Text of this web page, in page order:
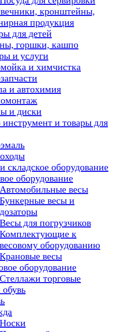
кронштейны,
продукция
для детей
горшки, кашпо
и услуги
и химчистка
и автохимия
и диски
инструмент и товары для
складское оборудование
оборудование
Автомобильные весы
Бункерные весы и
дозаторы
Весы для погрузчиков
Комплектующие к
весовому оборудованию
Крановые весы
оборудование
Стеллажи торговые
Носки